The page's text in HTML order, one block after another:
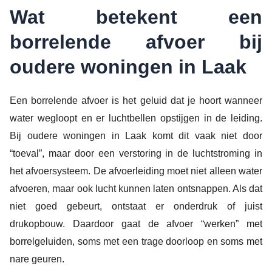
Wat betekent een
borrelende afvoer bij
oudere woningen in Laak
Een borrelende afvoer is het geluid dat je hoort wanneer
water wegloopt en er luchtbellen opstijgen in de leiding.
Bij oudere woningen in Laak komt dit vaak niet door
“toeval”, maar door een verstoring in de luchtstroming in
het afvoersysteem. De afvoerleiding moet niet alleen water
afvoeren, maar ook lucht kunnen laten ontsnappen. Als dat
niet goed gebeurt, ontstaat er onderdruk of juist
drukopbouw. Daardoor gaat de afvoer “werken” met
borrelgeluiden, soms met een trage doorloop en soms met
nare geuren.